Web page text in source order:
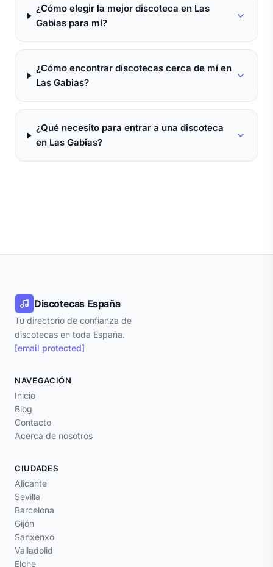
¿Cómo elegir la mejor discoteca en Las
Gabias para mí?
¿Cómo encontrar discotecas cerca de mí en
Las Gabias?
¿Qué necesito para entrar a una discoteca
en Las Gabias?
Discotecas España
Tu directorio de confianza de
discotecas en toda España.
[email protected]
NAVEGACIÓN
Inicio
Blog
Contacto
Acerca de nosotros
CIUDADES
Alicante
Sevilla
Barcelona
Gijón
Sanxenxo
Valladolid
Elche